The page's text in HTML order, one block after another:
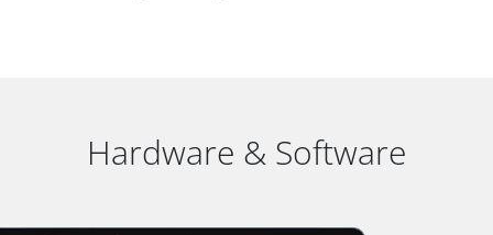
Hardware & Software